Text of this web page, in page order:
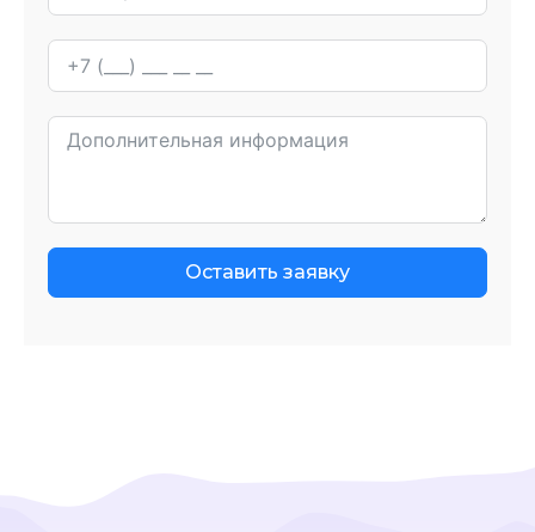
Оставить заявку